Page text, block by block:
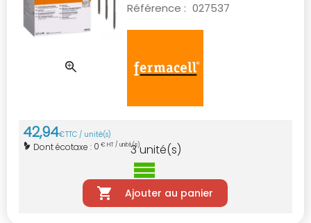
Référence : 027537
42,94€TTC / unité(s)
Dont écotaxe : 0 € HT / unité(s)
3unité(s)
Ajouter au panier